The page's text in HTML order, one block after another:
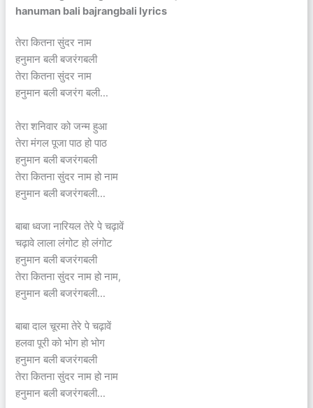
hanuman bali bajrangbali lyrics
तेरा कितना सुंदर नाम
हनुमान बली बजरंगबली
तेरा कितना सुंदर नाम
हनुमान बली बजरंग बली…
तेरा शनिवार को जन्म हुआ
तेरा मंगल पूजा पाठ हो पाठ
हनुमान बली बजरंगबली
तेरा कितना सुंदर नाम हो नाम
हनुमान बली बजरंगबली…
बाबा ध्वजा नारियल तेरे पे चढ़ावें
चढ़ावे लाला लंगोट हो लंगोट
हनुमान बली बजरंगबली
तेरा कितना सुंदर नाम हो नाम,
हनुमान बली बजरंगबली…
बाबा दाल चूरमा तेरे पे चढ़ावें
हलवा पूरी को भोग हो भोग
हनुमान बली बजरंगबली
तेरा कितना सुंदर नाम हो नाम
हनुमान बली बजरंगबली…